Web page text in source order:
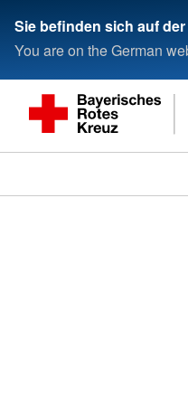
Sie befinden sich auf
You are on the German